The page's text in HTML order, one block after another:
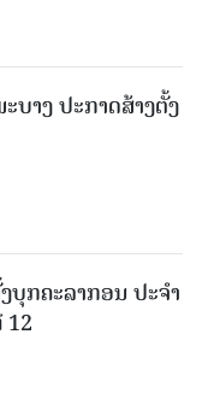
ບາງ ປະ​ກາດ​ສ້າງ​ຕັ້ງ
ບຸກຄະລາກອນ ປະຈໍາ
12